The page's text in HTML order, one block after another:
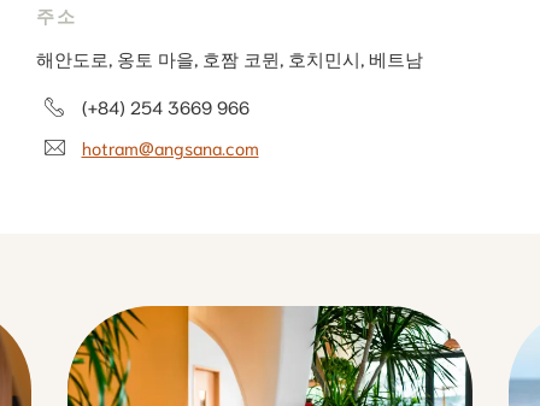
주소
해안도로, 옹토 마을, 호짬 코뮌, 호치민시, 베트남
(+84) 254 3669 966
hotram@angsana.com